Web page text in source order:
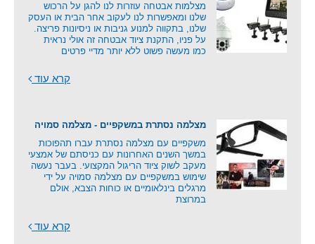
מצלמות אבטחה עוזרות לנו להגן על הרכוש
שלנו ומאפשרות לנו לעקוב אחר הבית או העסק
שלנו, בתקווה למנוע גניבות או ניסיונות פריצה.
על פניו, התקנת ציוד אבטחה זה אולי נראית
כמו מעשה פשוט ללא יותר מדיי פרטים
קרא עוד
מצלמה נסתרת במשקפיים - מצלמה סמויה
משקפיים עם מצלמה נסתרת עברו תהפוכות
במשך השנים האחרונות עם כניסתם של אמצעי
מעקב לשוק ציוד הריגול המקצועי. בעבר נעשה
שימוש במשקפיים עם מצלמה סמויה על ידי
מרגלים בינלאומיים או כוחות הצבא, אולם
במרוצת
קרא עוד